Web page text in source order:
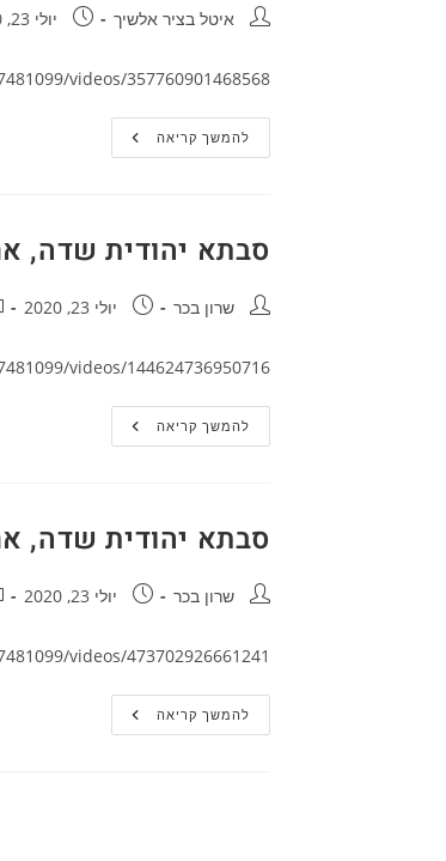
מחבר:איטל בציר אלשיך פורסם:
יולי 23, 2020
videos/357760901468568
להמשך קריאהמסיבת
אוזניות
סבתא יהודית שדה,
מחבר:שרון בכר פורסם:
יולי 23, 2020
videos/144624736950716
להמשך קריאהסבתא
יהודית
קבועה
ערוץ
סבתא יהודית שדה,
מחבר:שרון בכר פורסם:
יולי 23, 2020
videos/473702926661241
להמשך קריאהסבתא
יהודית